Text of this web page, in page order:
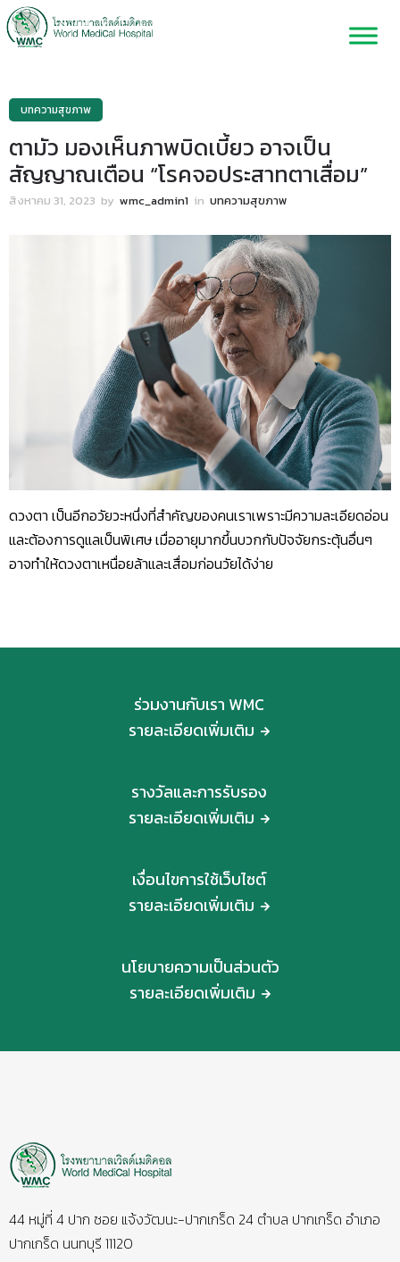
บทความสุขภาพ
ตามัว มองเห็นภาพบิดเบี้ยว อาจเป็น
สัญญาณเตือน “โรคจอประสาทตาเสื่อม”
สิงหาคม 31, 2023 by wmc_admin1 in บทความสุขภาพ
ดวงตา เป็นอีกอวัยวะหนึ่งที่สำคัญของคนเราเพราะมีความละเอียดอ่อน
และต้องการดูแลเป็นพิเศษ เมื่ออายุมากขึ้นบวกกับปัจจัยกระตุ้นอื่นๆ
อาจทำให้ดวงตาเหนื่อยล้าและเสื่อมก่อนวัยได้ง่าย
ร่วมงานกับเรา WMC
รายละเอียดเพิ่มเติม
รางวัลและการรับรอง
รายละเอียดเพิ่มเติม
เงื่อนไขการใช้เว็บไซต์
รายละเอียดเพิ่มเติม
นโยบายความเป็นส่วนตัว
รายละเอียดเพิ่มเติม
44 หมู่ที่ 4 ปาก ซอย แจ้งวัฒนะ-ปากเกร็ด 24 ตำบล ปากเกร็ด อำเภอ
ปากเกร็ด นนทบุรี 11120